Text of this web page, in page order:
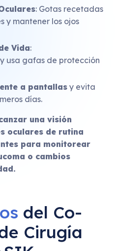
: Gotas recetadas
y mantener los ojos
Vida:
y usa gafas de protección
a pantallas y evita
días.
una visión
oculares de rutina
para monitorear
o cambios
del Co-
Cirugía